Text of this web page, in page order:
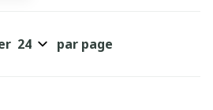
par page